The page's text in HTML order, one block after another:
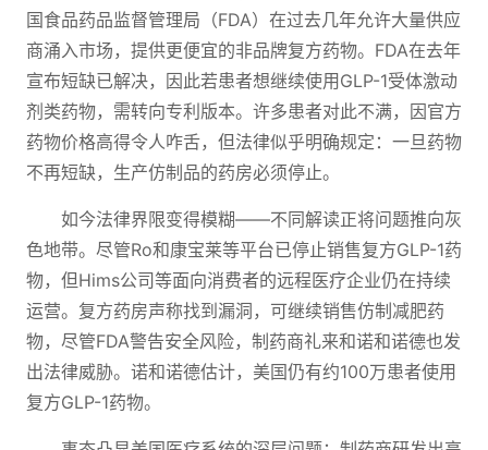
国食品药品监督管理局（FDA）在过去几年允许大量供应
商涌入市场，提供更便宜的非品牌复方药物。FDA在去年
宣布短缺已解决，因此若患者想继续使用GLP-1受体激动
剂类药物，需转向专利版本。许多患者对此不满，因官方
药物价格高得令人咋舌，但法律似乎明确规定：一旦药物
不再短缺，生产仿制品的药房必须停止。
如今法律界限变得模糊——不同解读正将问题推向灰
色地带。尽管Ro和康宝莱等平台已停止销售复方GLP-1药
物，但Hims公司等面向消费者的远程医疗企业仍在持续
运营。复方药房声称找到漏洞，可继续销售仿制减肥药
物，尽管FDA警告安全风险，制药商礼来和诺和诺德也发
出法律威胁。诺和诺德估计，美国仍有约100万患者使用
复方GLP-1药物。